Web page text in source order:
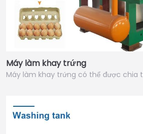
Máy làm khay trứng
Máy làm khay trứng có thể được chia